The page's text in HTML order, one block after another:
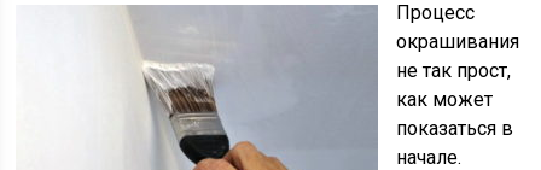
Процесс
окрашивания
не так прост,
как может
показаться в
начале.